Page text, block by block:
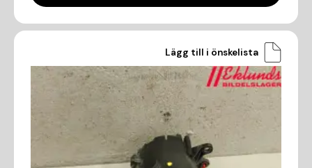
Lägg till i önskelista